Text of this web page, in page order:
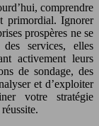
comprendre
primordial. Ignorer
prospères ne se
services, elles
activement leurs
de sondage, des
et d’exploiter
votre stratégie